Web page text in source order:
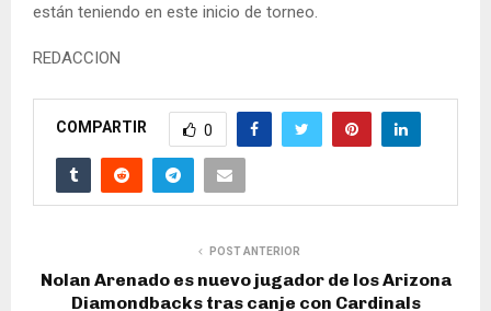
están teniendo en este inicio de torneo.
REDACCION
COMPARTIR 0
POST ANTERIOR
Nolan Arenado es nuevo jugador de los Arizona
Diamondbacks tras canje con Cardinals